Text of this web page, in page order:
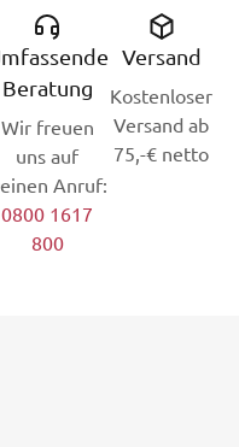
Beratung
Wir freuen
uns auf
Anruf:
0800 1617
800
Versand
Kostenloser
Versand ab
75,-€ netto